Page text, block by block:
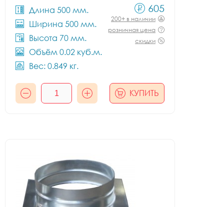
Длина 500 мм.
Ширина 500 мм.
Высота 70 мм.
Объём 0.02 куб.м.
Вес: 0.849 кг.
605
200+ в наличии
розничная цена
скидки
КУПИТЬ